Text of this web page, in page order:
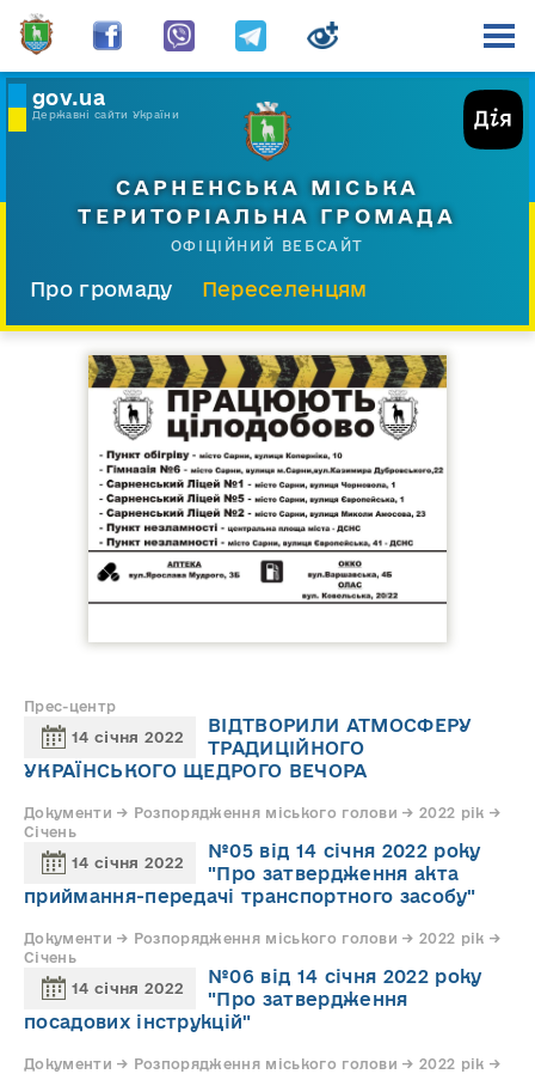
gov.ua
Державні сайти України
САРНЕНСЬКА МІСЬКА
ТЕРИТОРІАЛЬНА ГРОМАДА
ОФІЦІЙНИЙ ВЕБСАЙТ
Про громаду
Переселенцям
Прес-центр
Прес-центр
14 січня 2022
ВІДТВОРИЛИ АТМОСФЕРУ
ТРАДИЦІЙНОГО
УКРАЇНСЬКОГО ЩЕДРОГО ВЕЧОРА
Документи → Розпорядження міського голови → 2022 рік →
Січень
14 січня 2022
№05 від 14 січня 2022 року
"Про затвердження акта
приймання-передачі транспортного засобу"
Документи → Розпорядження міського голови → 2022 рік →
Січень
14 січня 2022
№06 від 14 січня 2022 року
"Про затвердження
посадових інструкцій"
Документи → Розпорядження міського голови → 2022 рік →